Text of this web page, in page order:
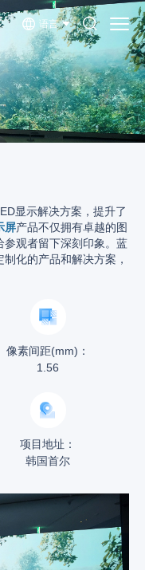
语言
显示解决方案，提升了
屏产品不仅拥有卓越的图
观者留下深刻印象。蓝
化的产品和解决方案，
像素间距(mm)：
1.56
项目地址：
韩国首尔